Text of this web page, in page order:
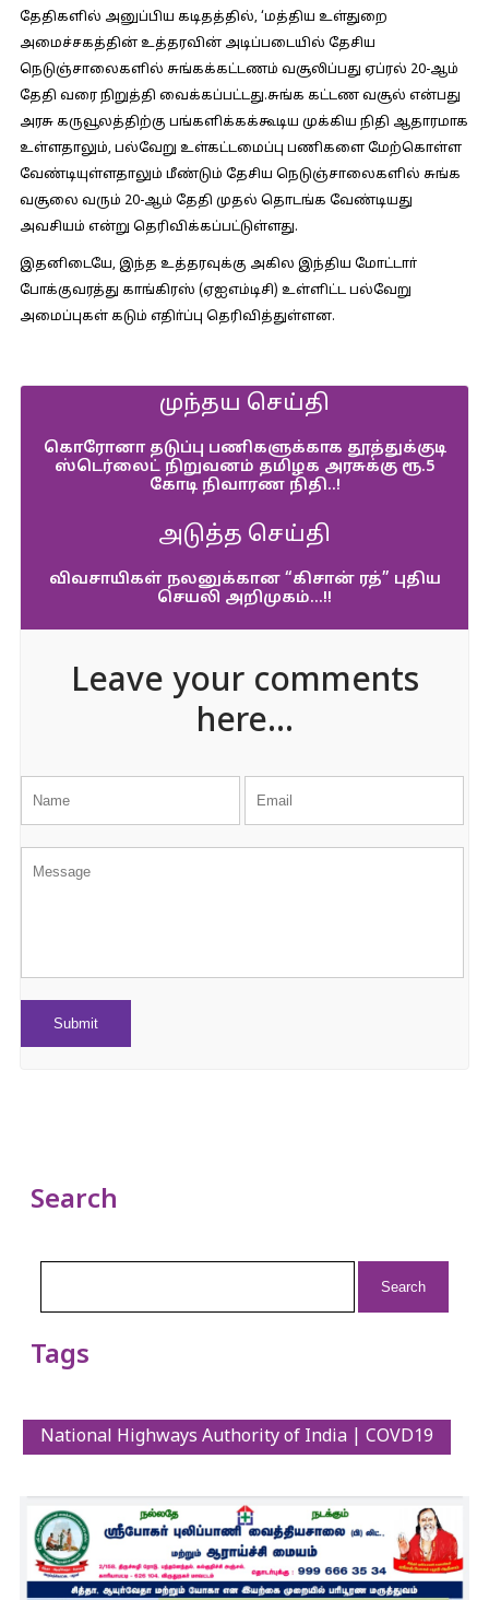
தேதிகளில் அனுப்பிய கடிதத்தில், ‘மத்திய உள்துறை
அமைச்சகத்தின் உத்தரவின் அடிப்படையில் தேசிய
நெடுஞ்சாலைகளில் சுங்கக்கட்டணம் வசூலிப்பது ஏப்ரல் 20-ஆம்
தேதி வரை நிறுத்தி வைக்கப்பட்டது.சுங்க கட்டண வசூல் என்பது
அரசு கருவூலத்திற்கு பங்களிக்கக்கூடிய முக்கிய நிதி ஆதாரமாக
உள்ளதாலும், பல்வேறு உள்கட்டமைப்பு பணிகளை மேற்கொள்ள
வேண்டியுள்ளதாலும் மீண்டும் தேசிய நெடுஞ்சாலைகளில் சுங்க
வசூலை வரும் 20-ஆம் தேதி முதல் தொடங்க வேண்டியது
அவசியம் என்று தெரிவிக்கப்பட்டுள்ளது.
இதனிடையே, இந்த உத்தரவுக்கு அகில இந்திய மோட்டாா்
போக்குவரத்து காங்கிரஸ் (ஏஐஎம்டிசி) உள்ளிட்ட பல்வேறு
அமைப்புகள் கடும் எதிா்ப்பு தெரிவித்துள்ளன.
முந்தய செய்தி
கொரோனா தடுப்பு பணிகளுக்காக தூத்துக்குடி
ஸ்டெர்லைட் நிறுவனம் தமிழக அரசுக்கு ரூ.5
கோடி நிவாரண நிதி..!
அடுத்த செய்தி
விவசாயிகள் நலனுக்கான “கிசான் ரத்” புதிய
செயலி அறிமுகம்…!!
Leave your comments
here...
Search
Tags
National Highways Authority of India | COVD19